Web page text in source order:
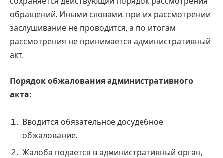
обращений. Иными словами, при их рассмотрении
заслушивание не проводится, а по итогам
рассмотрения не принимается административный
акт.
Порядок обжалования административного
акта:
Вводится обязательное досудебное
обжалование.
Жалоба подается в административный орган,